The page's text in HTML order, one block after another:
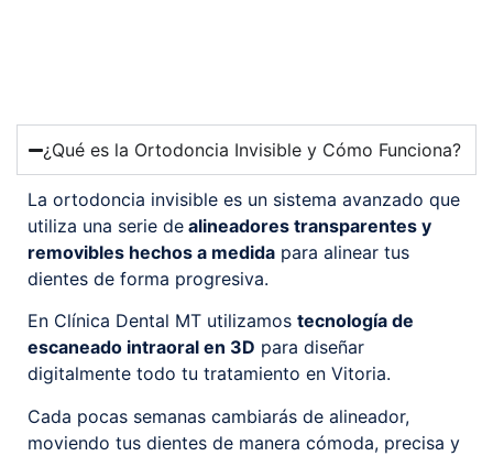
¿Qué es la Ortodoncia Invisible y Cómo Funciona?
La ortodoncia invisible es un sistema avanzado que
utiliza una serie de alineadores transparentes y
removibles hechos a medida para alinear tus
dientes de forma progresiva.
En Clínica Dental MT utilizamos tecnología de
escaneado intraoral en 3D para diseñar
digitalmente todo tu tratamiento en Vitoria.
Cada pocas semanas cambiarás de alineador,
moviendo tus dientes de manera cómoda, precisa y